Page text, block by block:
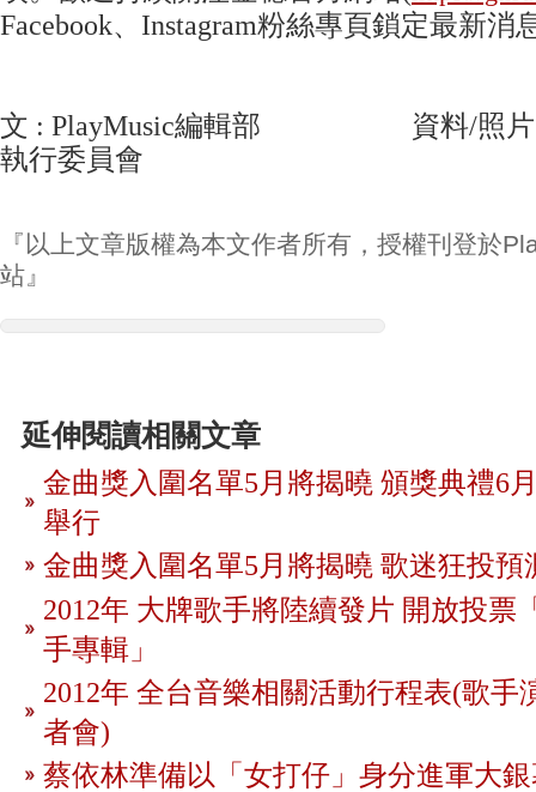
Facebook、Instagram粉絲專頁鎖定最新消
文 : PlayMusic編輯部 資料/照片 :
執行委員會
『以上文章版權為本文作者所有，授權刊登於
站』
延伸閱讀相關文章
金曲獎入圍名單5月將揭曉 頒獎典禮6
舉行
金曲獎入圍名單5月將揭曉 歌迷狂投預
2012年 大牌歌手將陸續發片 開放投票
手專輯」
2012年 全台音樂相關活動行程表(歌手
者會)
蔡依林準備以「女打仔」身分進軍大